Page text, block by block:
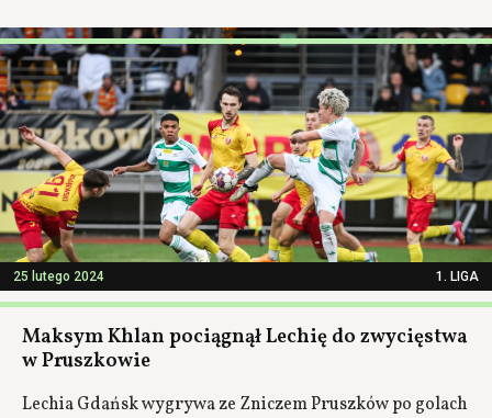
25 lutego 2024 1. LIGA
Maksym Khlan pociągnął Lechię do zwycięstwa
w Pruszkowie
Lechia Gdańsk wygrywa ze Zniczem Pruszków po golach